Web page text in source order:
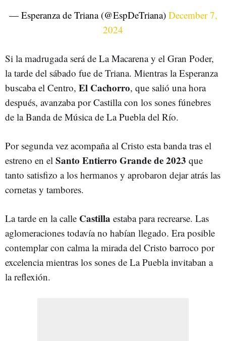
— Esperanza de Triana (@EspDeTriana) December 7,
2024
Si la madrugada será de La Macarena y el Gran Poder,
la tarde del sábado fue de Triana. Mientras la Esperanza
buscaba el Centro, El Cachorro, que salió una hora
después, avanzaba por Castilla con los sones fúnebres
de la Banda de Música de La Puebla del Río.
Por segunda vez acompaña al Cristo esta banda tras el
estreno en el Santo Entierro Grande de 2023 que
tanto satisfizo a los hermanos y aprobaron dejar atrás las
cornetas y tambores.
La tarde en la calle Castilla estaba para recrearse. Las
aglomeraciones todavía no habían llegado. Era posible
contemplar con calma la mirada del Cristo barroco por
excelencia mientras los sones de La Puebla invitaban a
la reflexión.